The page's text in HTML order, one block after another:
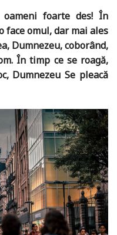
oameni foarte des! În
omul, dar mai ales
Dumnezeu, coborând,
În timp ce se roagă,
Dumnezeu Se pleacă